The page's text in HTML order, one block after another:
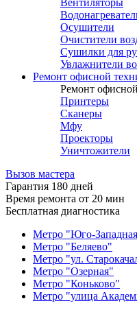
Осушители
Очистители
Сушилки для
Увлажнители
Ремонт офисной
Ремонт
Принтеры
Сканеры
Мфу
Проекторы
Уничтожители
Вызов мастера
Гарантия 180 дней
Время ремонта от 20 мин
Бесплатная диагностика
Метро "Юго-
Метро "Беляево"
Метро "ул.
Метро "Озерная"
Метро "Коньково"
Метро "улица